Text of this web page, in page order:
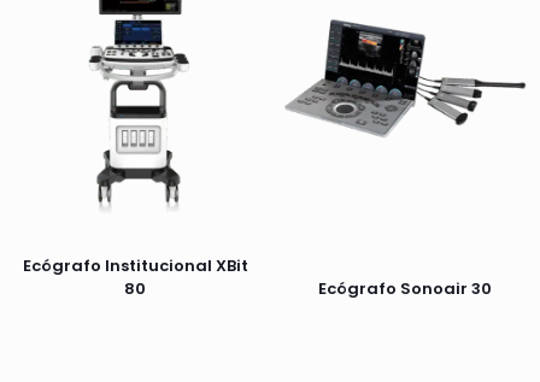
Ecógrafo Institucional XBit
80
Ecógrafo Sonoair 30